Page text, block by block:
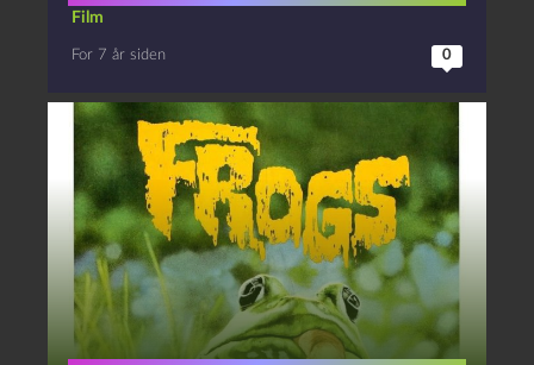
Film
For 7 år siden 0